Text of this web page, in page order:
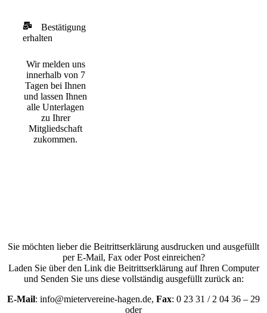
Bestätigung
erhalten
Wir melden uns
innerhalb von 7
Tagen bei Ihnen
und lassen Ihnen
alle Unterlagen
zu Ihrer
Mitgliedschaft
zukommen.
Sie möchten lieber die Beitrittserklärung ausdrucken und ausgefüllt
per E-Mail, Fax oder Post einreichen?
Laden Sie über den Link die Beitrittserklärung auf Ihren Computer
und Senden Sie uns diese vollständig ausgefüllt zurück an:
E-Mail: info@mietervereine-hagen.de, Fax: 0 23 31 / 2 04 36 – 29
oder